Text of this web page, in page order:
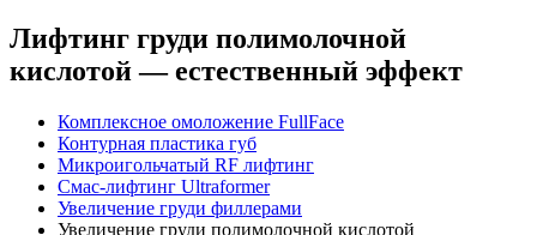
Лифтинг груди полимолочной
кислотой — естественный эффект
Комплексное омоложение FullFace
Контурная пластика губ
Микроигольчатый RF лифтинг
Смас-лифтинг Ultraformer
Увеличение груди филлерами
Увеличение груди полимолочной кислотой